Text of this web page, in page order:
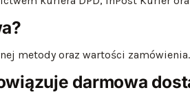
metody oraz wartości
darmowa